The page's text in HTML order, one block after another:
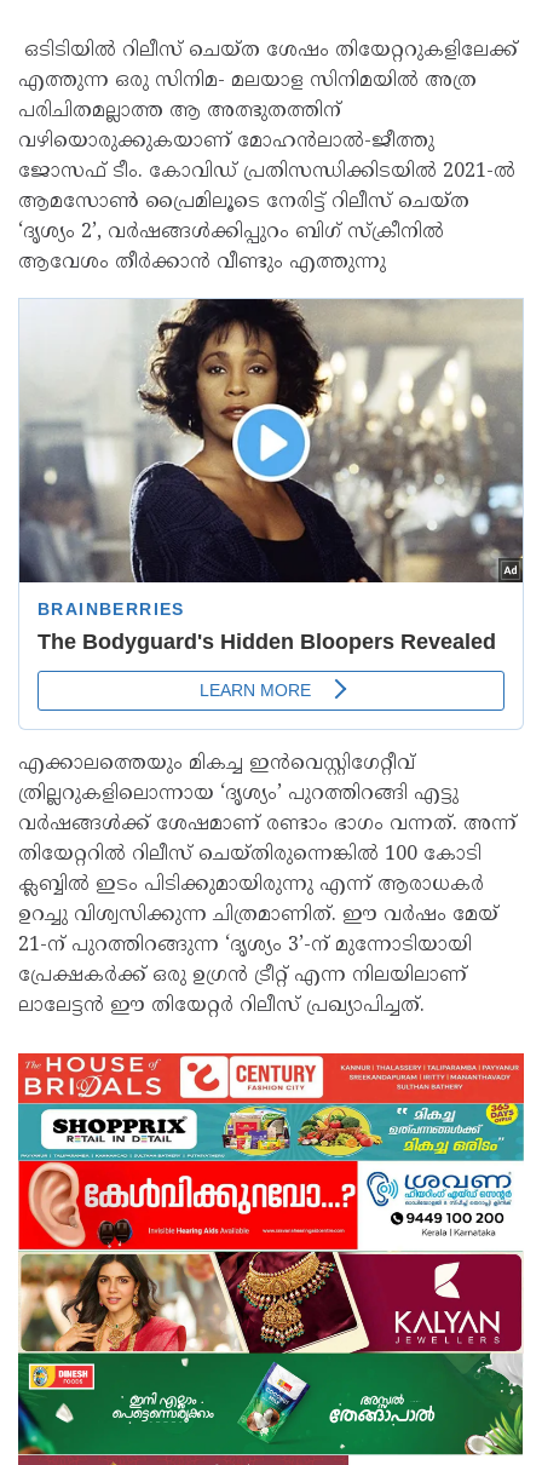
ഒടിടിയിൽ റിലീസ് ചെയ്ത ശേഷം തിയേറ്ററുകളിലേക്ക്
എത്തുന്ന ഒരു സിനിമ- മലയാള സിനിമയിൽ അത്ര
പരിചിതമല്ലാത്ത ആ അത്ഭുതത്തിന്
വഴിയൊരുക്കുകയാണ് മോഹൻലാൽ-ജീത്തു
ജോസഫ് ടീം. കോവിഡ് പ്രതിസന്ധിക്കിടയിൽ 2021-ൽ
ആമസോൺ പ്രൈമിലൂടെ നേരിട്ട് റിലീസ് ചെയ്ത
‘ദൃശ്യം 2’, വർഷങ്ങൾക്കിപ്പുറം ബിഗ് സ്‌ക്രീനിൽ
ആവേശം തീർക്കാൻ വീണ്ടും എത്തുന്നു
എക്കാലത്തെയും മികച്ച ഇൻവെസ്റ്റിഗേറ്റീവ്
ത്രില്ലറുകളിലൊന്നായ ‘ദൃശ്യം’ പുറത്തിറങ്ങി എട്ടു
വർഷങ്ങൾക്ക് ശേഷമാണ് രണ്ടാം ഭാഗം വന്നത്. അന്ന്
തിയേറ്ററിൽ റിലീസ് ചെയ്തിരുന്നെങ്കിൽ 100 കോടി
ക്ലബ്ബിൽ ഇടം പിടിക്കുമായിരുന്നു എന്ന് ആരാധകർ
ഉറച്ചു വിശ്വസിക്കുന്ന ചിത്രമാണിത്. ഈ വർഷം മേയ്
21-ന് പുറത്തിറങ്ങുന്ന ‘ദൃശ്യം 3’-ന് മുന്നോടിയായി
പ്രേക്ഷകർക്ക് ഒരു ഉഗ്രൻ ട്രീറ്റ് എന്ന നിലയിലാണ്
ലാലേട്ടൻ ഈ തിയേറ്റർ റിലീസ് പ്രഖ്യാപിച്ചത്.